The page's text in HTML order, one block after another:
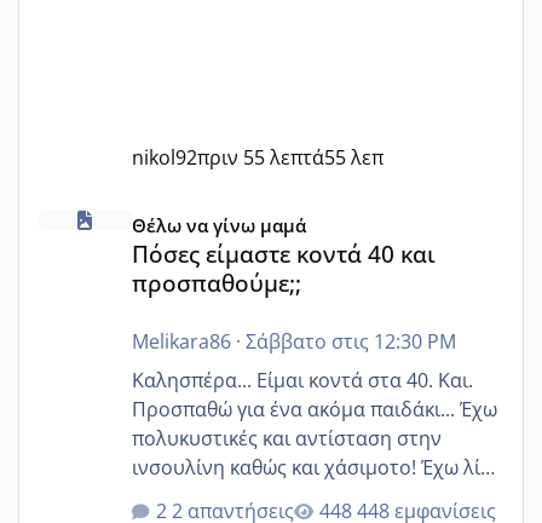
nikol92πριν 55 λεπτά55 λεπ
Πόσες είμαστε κοντά 40 και προσπαθούμε;;
Θέλω να γίνω μαμά
Πόσες είμαστε κοντά 40 και
προσπαθούμε;;
Melikara86· Σάββατο στις 12:30 PM
Καλησπέρα... Είμαι κοντά στα 40. Και.
Προσπαθώ για ένα ακόμα παιδάκι... Έχω
πολυκυστικές και αντίσταση στην
ινσουλίνη καθώς και χάσιμοτο! Έχω λίγα
κιλά παραπάνω και όσο κ αν προσπαθώ
2 απαντήσεις 448 εμφανίσεις